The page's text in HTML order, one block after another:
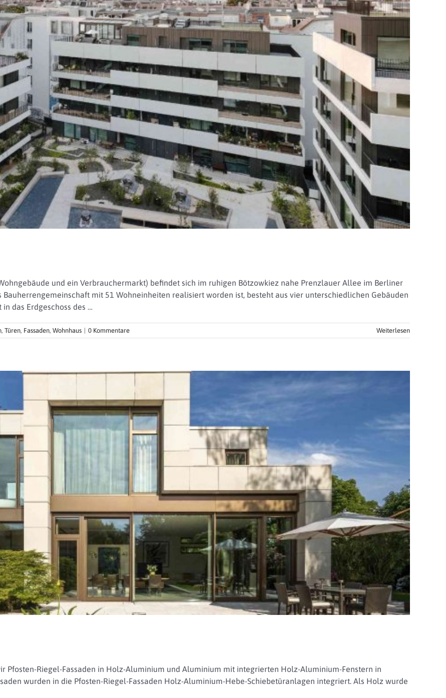
und ein Verbrauchermarkt) befindet sich im ruhigen Bötzowkiez nahe Prenzlauer Allee im Berliner
Bauherrengemeinschaft mit 51 Wohneinheiten realisiert worden ist, besteht aus vier unterschiedlichen Gebäuden
das Erdgeschoss des …
, Türen, Fassaden, Wohnhaus 0 Kommentare Weiterlesen
Pfosten-Riegel-Fassaden in Holz-Aluminium und Aluminium mit integrierten Holz-Aluminium-Fenstern in
wurden in die Pfosten-Riegel-Fassaden Holz-Aluminium-Hebe-Schiebetüranlagen integriert. Als Holz wurde